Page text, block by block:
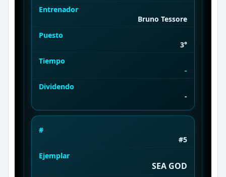
Entrenador
Bruno Tessore
Puesto
3°
Tiempo
-
Dividendo
-
#
#5
Ejemplar
SEA GOD